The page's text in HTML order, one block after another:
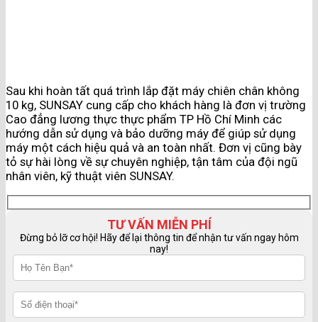
Sau khi hoàn tất quá trình lắp đặt máy chiên chân không
10 kg, SUNSAY cung cấp cho khách hàng là đơn vị trường
Cao đẳng lương thực thực phẩm TP Hồ Chí Minh các
hướng dẫn sử dụng và bảo dưỡng máy để giúp sử dụng
máy một cách hiệu quả và an toàn nhất. Đơn vị cũng bày
tỏ sự hài lòng về sự chuyên nghiệp, tận tâm của đội ngũ
nhân viên, kỹ thuật viên SUNSAY.
TƯ VẤN MIỄN PHÍ
Đừng bỏ lỡ cơ hội! Hãy để lại thông tin để nhận tư vấn ngay hôm
nay!